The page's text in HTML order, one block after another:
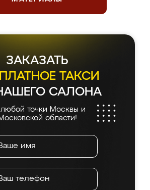
ЗАКАЗАТЬ
ТАКСИ
САЛОНА
точки Москвы и
области!